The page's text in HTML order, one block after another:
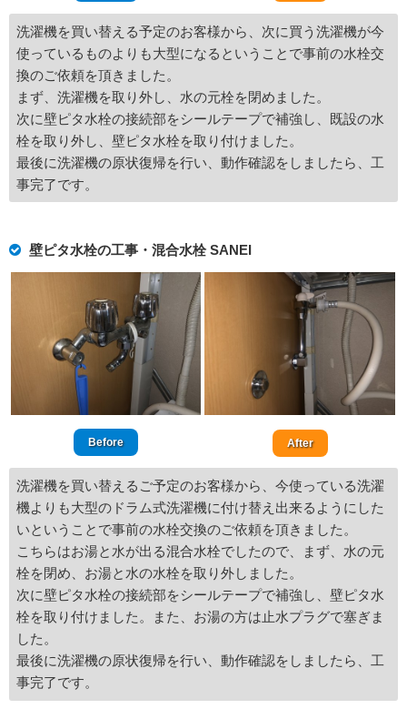
洗濯機を買い替える予定のお客様から、次に買う洗濯機が今
使っているものよりも大型になるということで事前の水栓交
換のご依頼を頂きました。
まず、洗濯機を取り外し、水の元栓を閉めました。
次に壁ピタ水栓の接続部をシールテープで補強し、既設の水
栓を取り外し、壁ピタ水栓を取り付けました。
最後に洗濯機の原状復帰を行い、動作確認をしましたら、工
事完了です。
壁ピタ水栓の工事・混合水栓 SANEI
Before After
洗濯機を買い替えるご予定のお客様から、今使っている洗濯
機よりも大型のドラム式洗濯機に付け替え出来るようにした
いということで事前の水栓交換のご依頼を頂きました。
こちらはお湯と水が出る混合水栓でしたので、まず、水の元
栓を閉め、お湯と水の水栓を取り外しました。
次に壁ピタ水栓の接続部をシールテープで補強し、壁ピタ水
栓を取り付けました。また、お湯の方は止水プラグで塞ぎま
した。
最後に洗濯機の原状復帰を行い、動作確認をしましたら、工
事完了です。